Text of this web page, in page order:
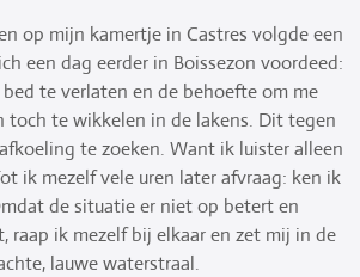
op mijn kamertje in Castres volgde een
een dag eerder in Boissezon voordeed:
te verlaten en de behoefte om me
toch te wikkelen in de lakens. Dit tegen
te zoeken. Want ik luister alleen
ik mezelf vele uren later afvraag: ken ik
de situatie er niet op betert en
raap ik mezelf bij elkaar en zet mij in de
lauwe waterstraal.